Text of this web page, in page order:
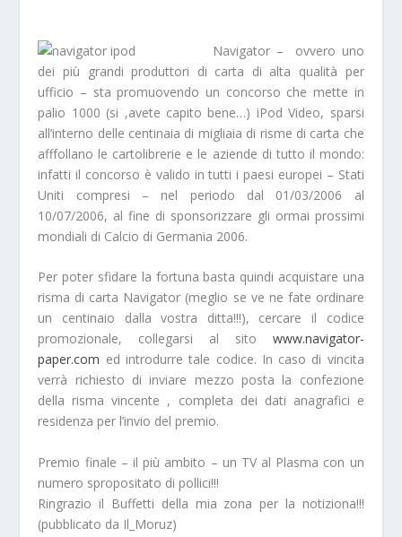
Navigator – ovvero uno
dei più grandi produttori di carta di alta qualità per
ufficio – sta promuovendo un concorso che mette in
palio 1000 (si ,avete capito bene…) iPod Video, sparsi
all’interno delle centinaia di migliaia di risme di carta che
afffollano le cartolibrerie e le aziende di tutto il mondo:
infatti il concorso è valido in tutti i paesi europei – Stati
Uniti compresi – nel periodo dal 01/03/2006 al
10/07/2006, al fine di sponsorizzare gli ormai prossimi
mondiali di Calcio di Germania 2006.
Per poter sfidare la fortuna basta quindi acquistare una
risma di carta Navigator (meglio se ve ne fate ordinare
un centinaio dalla vostra ditta!!!), cercare il codice
promozionale, collegarsi al sito www.navigator-
paper.com ed introdurre tale codice. In caso di vincita
verrà richiesto di inviare mezzo posta la confezione
della risma vincente , completa dei dati anagrafici e
residenza per l’invio del premio.
Premio finale – il più ambito – un TV al Plasma con un
numero spropositato di pollici!!!
Ringrazio il Buffetti della mia zona per la notiziona!!!
(pubblicato da Il_Moruz)